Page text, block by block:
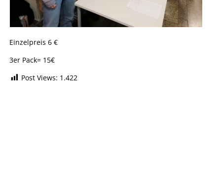
Einzelpreis 6 €
3er Pack= 15€
Post Views: 1.422